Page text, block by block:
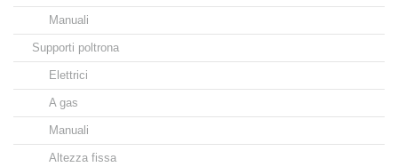
Manuali
Supporti poltrona
Elettrici
A gas
Manuali
Altezza fissa